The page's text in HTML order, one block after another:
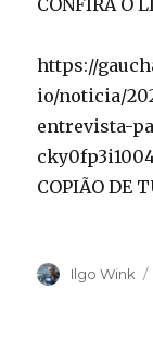
CONFIRA O
https://
io/noticia/
entrevista-
COPIÃO DE
Autor
Ilgo Wink